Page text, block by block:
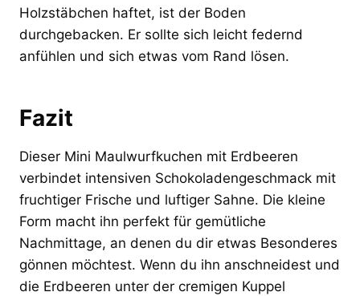
Holzstäbchen haftet, ist der Boden
durchgebacken. Er sollte sich leicht federnd
anfühlen und sich etwas vom Rand lösen.
Fazit
Dieser Mini Maulwurfkuchen mit Erdbeeren
verbindet intensiven Schokoladengeschmack mit
fruchtiger Frische und luftiger Sahne. Die kleine
Form macht ihn perfekt für gemütliche
Nachmittage, an denen du dir etwas Besonderes
gönnen möchtest. Wenn du ihn anschneidest und
die Erdbeeren unter der cremigen Kuppel